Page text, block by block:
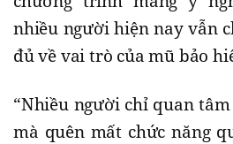
nhiều người hiện nay vẫn
đủ về vai trò của mũ bảo
“Nhiều người chỉ quan
mà quên mất chức năng